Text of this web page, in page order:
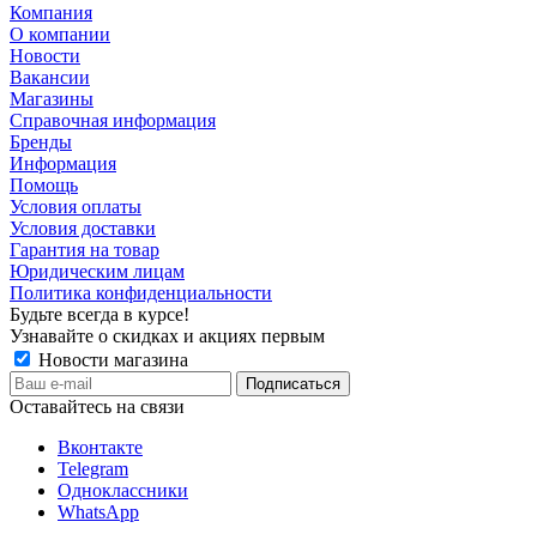
Компания
О компании
Новости
Вакансии
Магазины
Справочная информация
Бренды
Информация
Помощь
Условия оплаты
Условия доставки
Гарантия на товар
Юридическим лицам
Политика конфиденциальности
Будьте всегда в курсе!
Узнавайте о скидках и акциях первым
Новости магазина
Оставайтесь на связи
Вконтакте
Telegram
Одноклассники
WhatsApp